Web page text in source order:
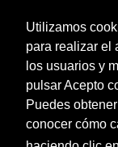
Utilizamos
para realizar el
los usuarios y
pulsar Acepto
Puedes
conocer cómo
Información
Ayuda
Boletín